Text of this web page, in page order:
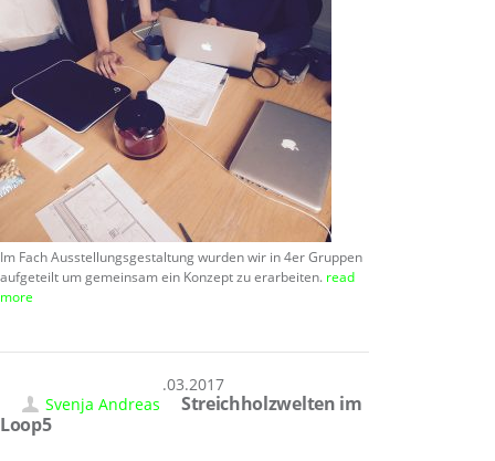
Im Fach Ausstellungsgestaltung wurden wir in 4er Gruppen
aufgeteilt um gemeinsam ein Konzept zu erarbeiten. read
more
22.03.2017
Svenja Andreas
Streichholzwelten im
Loop5